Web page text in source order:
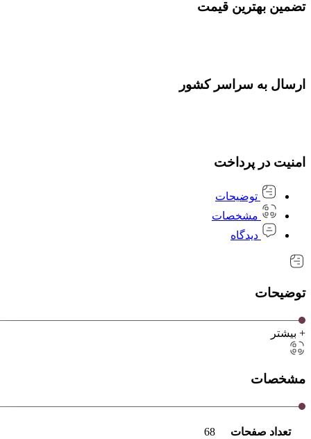
تضمین بهترین قیمت
ارسال به سراسر کشور
امنیت در پرداخت
توضیحات
مشخصات
دیدگاه
توضیحات
+ بیشتر
مشخصات
تعداد صفحات 68